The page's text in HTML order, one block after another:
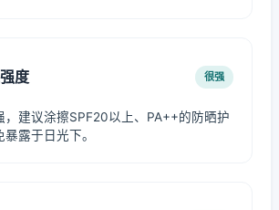
度 很强
，建议涂擦SPF20以上、PA++的防晒护
露于日光下。